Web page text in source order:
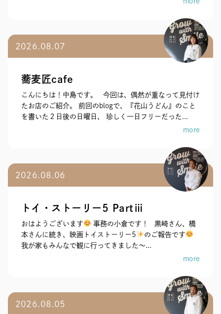
2026.08.07
蕎麦匠cafe
こんにちは！中島です。 今回は、偶然が重なって見付け
たお店のご紹介。 前回のblogで、『花山うどん』のこと
を書いた２日後の日曜日、 珍しく一日フリーだった...
more
2026.08.06
トイ・ストーリー5 Partⅲ
おはようございます
事務の小倉です！ 黒崎さん、橋
本さんに続き、映画トイストーリー5
のご報告です
我が家もみんなで観に行ってきました～...
more
2026.08.05